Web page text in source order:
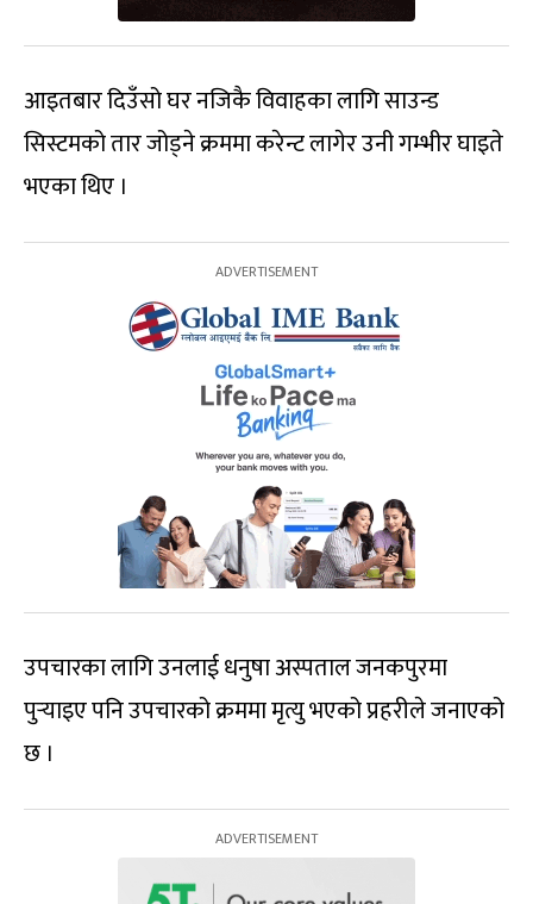
आइतबार दिउँसो घर नजिकै विवाहका लागि साउन्ड
सिस्टमको तार जोड्ने क्रममा करेन्ट लागेर उनी गम्भीर घाइते
भएका थिए ।
उपचारका लागि उनलाई धनुषा अस्पताल जनकपुरमा
पुर्‍याइए पनि उपचारको क्रममा मृत्यु भएको प्रहरीले जनाएको
छ ।